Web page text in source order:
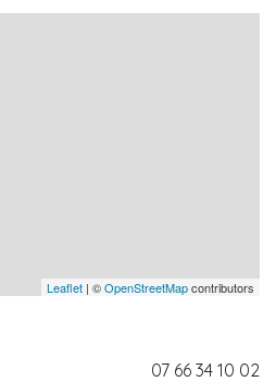
Leaflet | ©OpenStreetMapcontributors
07 66 34 10 02